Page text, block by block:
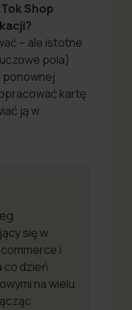
Shop
– ale istotne
pola)
ponownej
kartę
ją w
się w
i
co dzień
na wielu